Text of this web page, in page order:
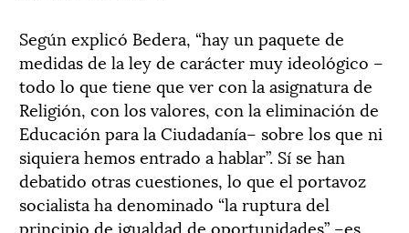
Según explicó Bedera, “hay un paquete de
medidas de la ley de carácter muy ideológico –
todo lo que tiene que ver con la asignatura de
Religión, con los valores, con la eliminación de
Educación para la Ciudadanía– sobre los que ni
siquiera hemos entrado a hablar”. Sí se han
debatido otras cuestiones, lo que el portavoz
socialista ha denominado “la ruptura del
principio de igualdad de oportunidades” –es